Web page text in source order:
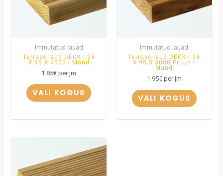
Immutatud lauad
Terrassilaud DECK | 28
X 95 X 4500 | Mänd
1.85€ per jm
VALI KOGUS
Immutatud lauad
Terrassilaud DECK | 28
X 95 X 3000 Pruun |
Mänd
1.95€per jm
VALI KOGUS